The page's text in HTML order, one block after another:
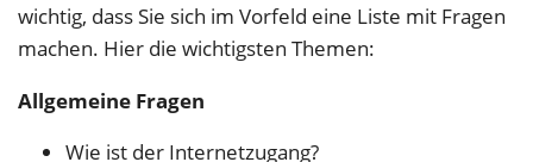
wichtig, dass Sie sich im Vorfeld eine Liste mit Fragen
machen. Hier die wichtigsten Themen:
Allgemeine Fragen
Wie ist der Internetzugang?